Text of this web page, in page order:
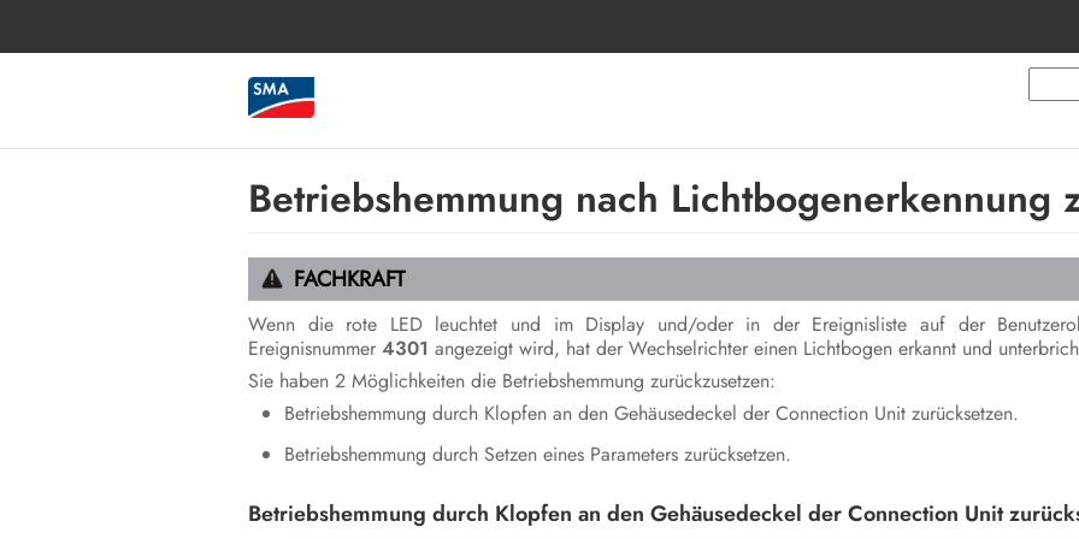
Betriebshemmung nach Lichtbogenerkennung
FACHKRAFT
Wenn die rote LED leuchtet und im Display und/oder in der Ereignisliste auf der
Ereignisnummer 4301 angezeigt wird, hat der Wechselrichter einen Lichtbogen erkannt und
Sie haben 2 Möglichkeiten die Betriebshemmung zurückzusetzen:
Betriebshemmung durch Klopfen an den Gehäusedeckel der Connection Unit zurücksetzen.
Betriebshemmung durch Setzen eines Parameters zurücksetzen.
Betriebshemmung durch Klopfen an den Gehäusedeckel der Connection Unit